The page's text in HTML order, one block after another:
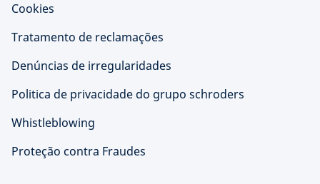
Cookies
Tratamento de reclamações
Denúncias de irregularidades
Politica de privacidade do grupo schroders
Whistleblowing
Proteção contra Fraudes